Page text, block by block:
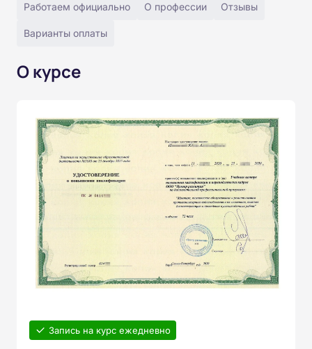
Работаем официально О профессии Отзывы
Варианты оплаты
О курсе
Запись на курс ежедневно